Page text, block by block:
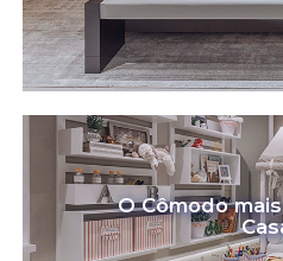
O Cômodo